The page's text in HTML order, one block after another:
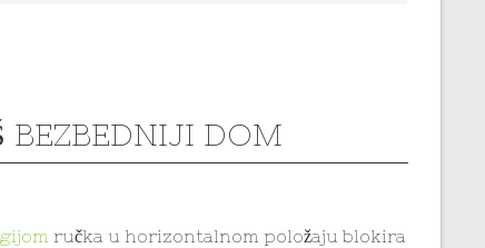
BEZBEDNIJI DOM
ručka u horizontalnom položaju blokira